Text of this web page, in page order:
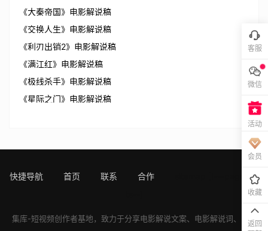
《大秦帝国》电影解说稿
《交换人生》电影解说稿
《利刃出销2》电影解说稿
《满江红》电影解说稿
《极线杀手》电影解说稿
《星际之门》电影解说稿
快捷导航 首页 联系 合作
[!---page.sta
集库-短视频创作者基地，致力于分享电影解说文案、 电影解说词、 电影
客服
微信
活动
会员
收藏
返回